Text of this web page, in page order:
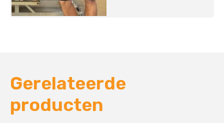
Gerelateerde
producten